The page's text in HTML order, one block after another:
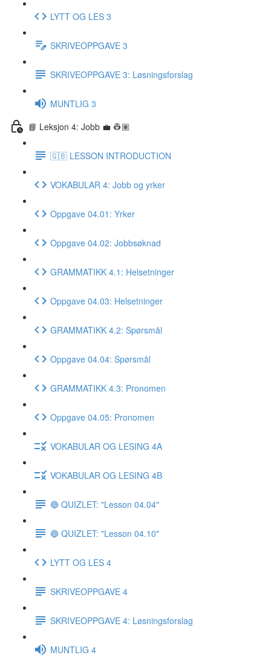
LYTT OG LES 3
SKRIVEOPPGAVE 3
SKRIVEOPPGAVE 3: Løsningsforslag
MUNTLIG 3
📘 Leksjon 4: Jobb 💼 👷🏽
🇬🇧 LESSON INTRODUCTION
VOKABULAR 4: Jobb og yrker
Oppgave 04.01: Yrker
Oppgave 04.02: Jobbsøknad
GRAMMATIKK 4.1: Helsetninger
Oppgave 04.03: Helsetninger
GRAMMATIKK 4.2: Spørsmål
Oppgave 04.04: Spørsmål
GRAMMATIKK 4.3: Pronomen
Oppgave 04.05: Pronomen
VOKABULAR OG LESING 4A
VOKABULAR OG LESING 4B
🔵 QUIZLET: "Lesson 04.04"
🔵 QUIZLET: "Lesson 04.10"
LYTT OG LES 4
SKRIVEOPPGAVE 4
SKRIVEOPPGAVE 4: Løsningsforslag
MUNTLIG 4